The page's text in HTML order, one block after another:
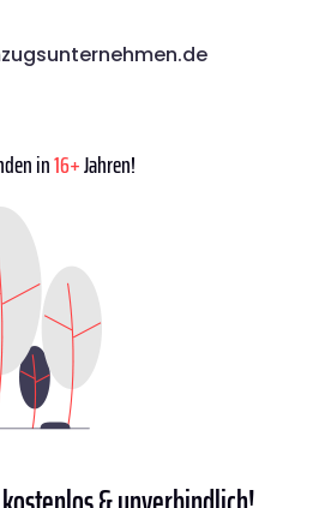
in16+Jahren!